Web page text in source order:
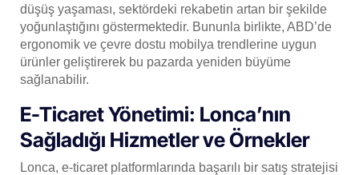
düşüş yaşaması, sektördeki rekabetin artan bir şekilde
yoğunlaştığını göstermektedir. Bununla birlikte, ABD’de
ergonomik ve çevre dostu mobilya trendlerine uygun
ürünler geliştirerek bu pazarda yeniden büyüme
sağlanabilir.
E-Ticaret Yönetimi: Lonca’nın
Sağladığı Hizmetler ve Örnekler
Lonca, e-ticaret platformlarında başarılı bir satış stratejisi